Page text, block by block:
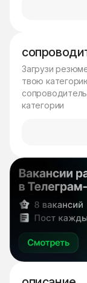
Загрузи
твою
категории